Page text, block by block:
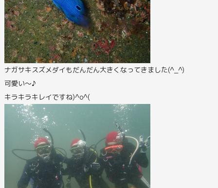
ナガサキスズメダイもだんだん大きくなってきました(^_^)
可愛い～♪
キラキラキレイですね)^o^(